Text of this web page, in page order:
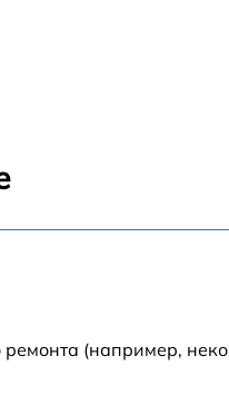
ремонта (например,